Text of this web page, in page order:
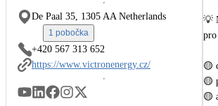
LED osvětlení
Vnitřní i venkovní
Větrné elektrárny
Malé i velké turbíny
stabilní výkon, dlouhou životnost a maximální
flexibilitu pro každého, kdo potřebuje skutečně jistý
zdroj energie.
De Paal 35, 1305 AA Netherlands
1 pobočka
+420 567 313 652
https://www.victronenergy.cz/
💡
pro
🟡
🟡
🟡